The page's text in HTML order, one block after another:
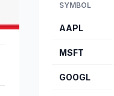
SYMBOL
AAPL
MSFT
GOOGL